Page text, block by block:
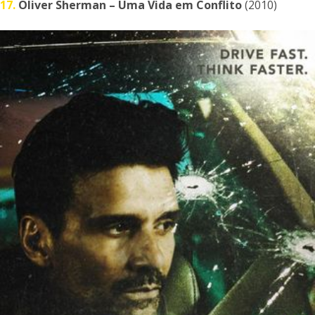
17. Oliver Sherman – Uma Vida em Conflito(2010)